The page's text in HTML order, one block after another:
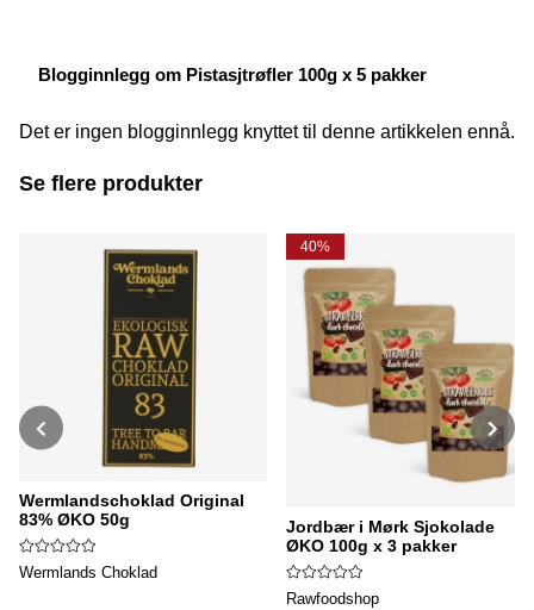
Blogginnlegg om Pistasjtrøfler 100g x 5 pakker
Det er ingen blogginnlegg knyttet til denne artikkelen ennå.
Se flere produkter
Wermlandschoklad Original
83% ØKO 50g
Wermlands Choklad
40%
Jordbær i Mørk Sjokolade
ØKO 100g x 3 pakker
Rawfoodshop